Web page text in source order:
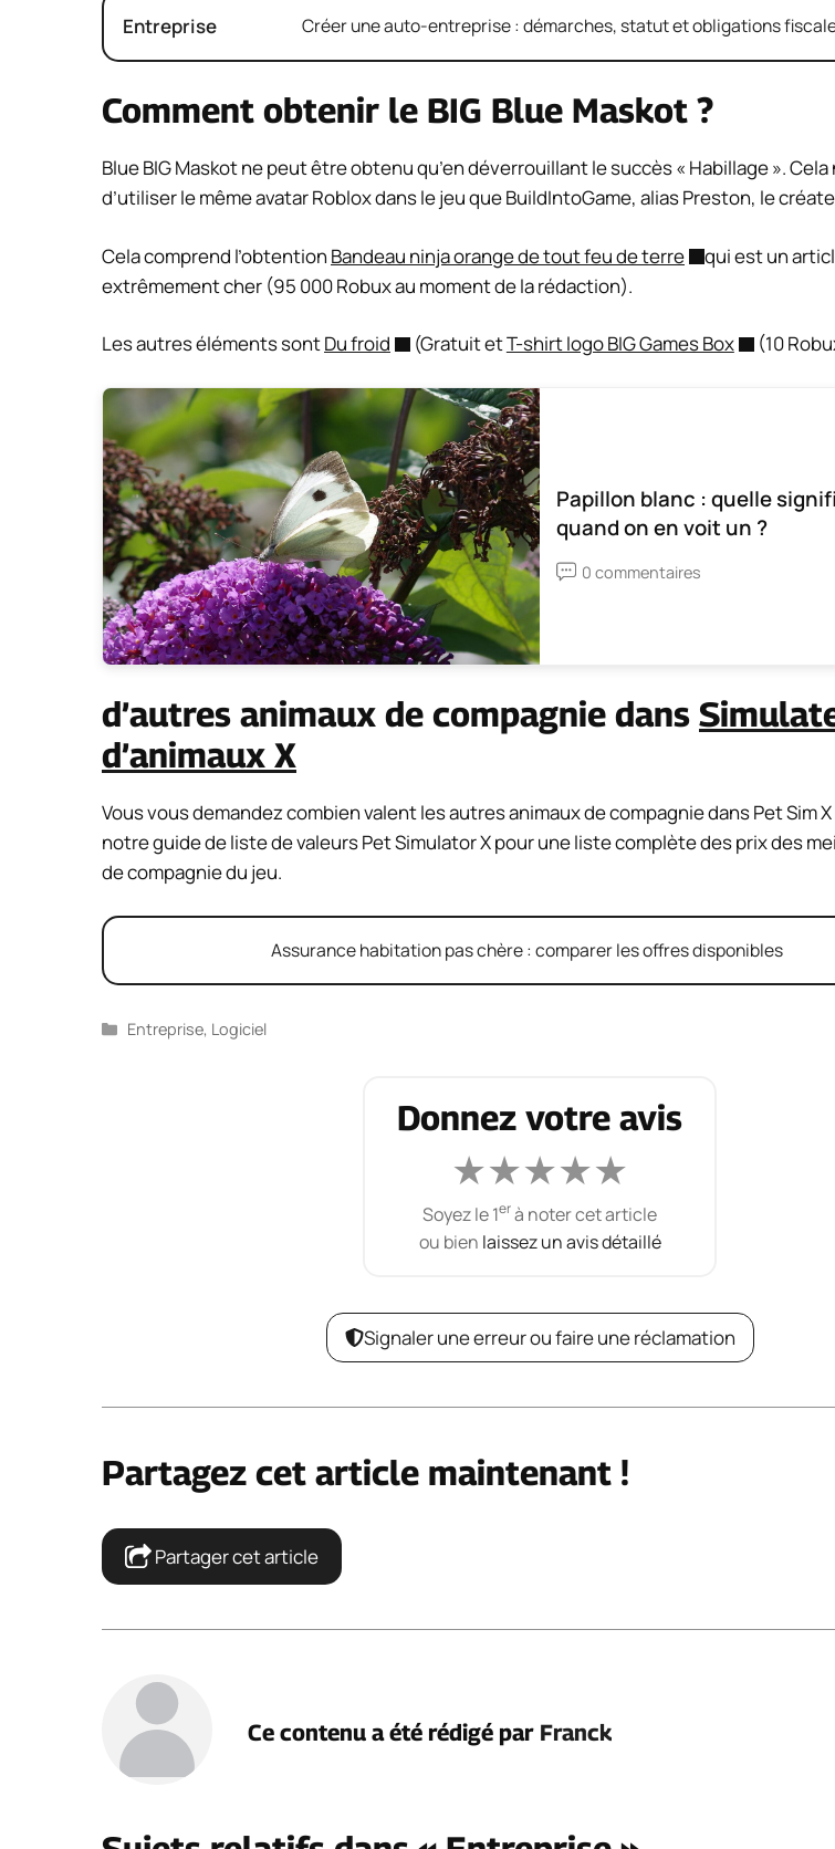
Entreprise Créer une auto-entreprise : démarches, statut et obligations
Comment obtenir le BIG Blue Maskot ?
Blue BIG Maskot ne peut être obtenu qu’en déverrouillant le succès « Habillage ».
d’utiliser le même avatar Roblox dans le jeu que BuildIntoGame, alias Preston, le
Cela comprend l’obtention Bandeau ninja orange de tout feu de terre
qui est un
extrêmement cher (95 000 Robux au moment de la rédaction).
Les autres éléments sontDu froid (Gratuit etT-shirt logo BIG Games Box (10
Papillon blanc : quelle
quand on en voit un ?
0 commentaires
d’autres animaux de compagnie dans
d’animaux X
Vous vous demandez combien valent les autres animaux de compagnie dans Pet Sim
notre guide de liste de valeurs Pet Simulator X pour une liste complète des prix des
de compagnie du jeu.
Assurance habitation pas chère : comparer les offres disponibles
Catégories
Entreprise, Logiciel
Donnez votre avis
★★★★★
Soyez le 1erà noter cet article
ou bien laissez un avis détaillé
Signaler une erreur ou faire une réclamation
Partagez cet article maintenant !
Partager cet article
Ce contenu a été rédigé par Franck